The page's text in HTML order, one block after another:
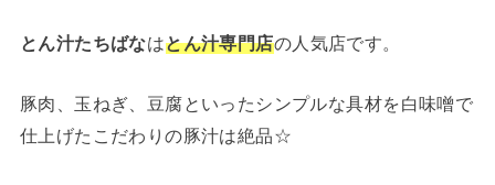
とん汁たちばなはとん汁専門店の人気店です。
豚肉、玉ねぎ、豆腐といったシンプルな具材を白味噌で
仕上げたこだわりの豚汁は絶品☆